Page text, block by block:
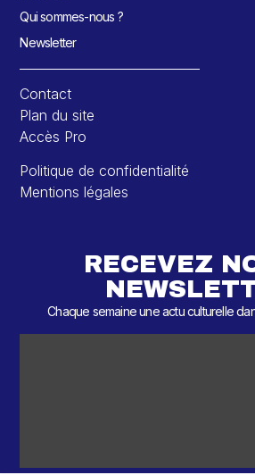
Qui sommes-nous ?
Newsletter
Contact
Plan du site
Accès Pro
Politique de confidentialité
Mentions légales
RECEVEZ
Chaque semaine une actu culturelle